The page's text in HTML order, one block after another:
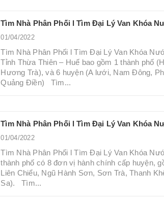
Tìm Nhà Phân Phối l Tìm Đại Lý Van Khóa
01/04/2022
Tìm Nhà Phân Phối l Tìm Đại Lý Van Khóa
Tỉnh Thừa Thiên – Huế bao gồm 1 thành phố
Hương Trà), và 6 huyện (A lưới, Nam Đông,
Quảng Điền) Tìm...
Tìm Nhà Phân Phối l Tìm Đại Lý Van Khóa
01/04/2022
Tìm Nhà Phân Phối l Tìm Đại Lý Van Khóa
thành phố có 8 đơn vị hành chính cấp huyện,
Liên Chiểu, Ngũ Hành Sơn, Sơn Trà, Thanh
Sa). Tìm...